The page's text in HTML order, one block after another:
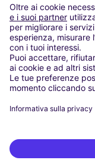
Paris
Madrid
Washington DC
Milano
Roma
Torino
Vienna
Berlino
Düsseldorf